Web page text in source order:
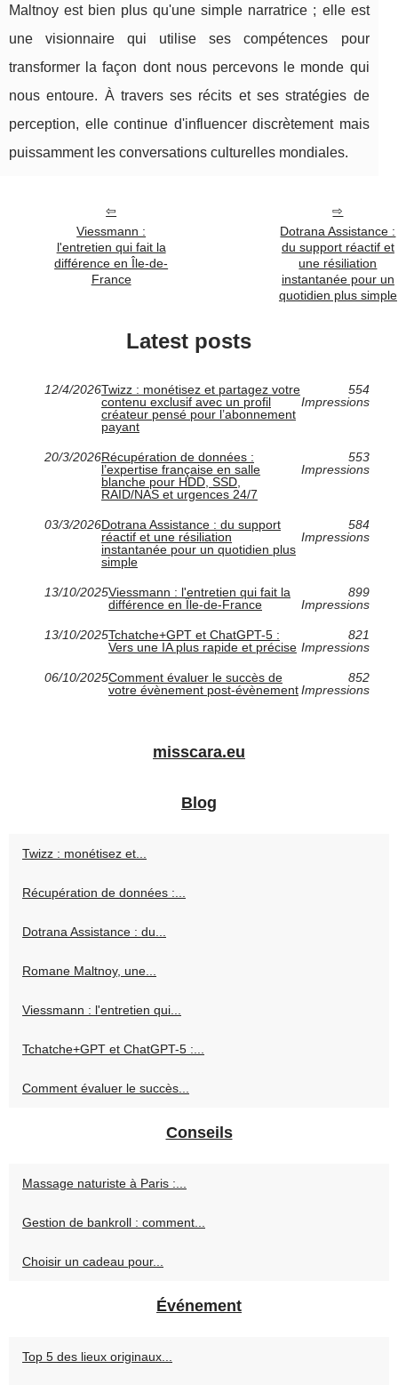
Maltnoy est bien plus qu'une simple narratrice ; elle est
une visionnaire qui utilise ses compétences pour
transformer la façon dont nous percevons le monde qui
nous entoure. À travers ses récits et ses stratégies de
perception, elle continue d'influencer discrètement mais
puissamment les conversations culturelles mondiales.
Viessmann :
l'entretien qui fait la
différence en Île-de-
France
Dotrana Assistance :
du support réactif et
une résiliation
instantanée pour un
quotidien plus simple
Latest posts
12/4/2026Twizz : monétisez et partagez votre
contenu exclusif avec un profil
créateur pensé pour l’abonnement
payant
554
Impressions
20/3/2026Récupération de données :
l’expertise française en salle
blanche pour HDD, SSD,
RAID/NAS et urgences 24/7
553
Impressions
03/3/2026Dotrana Assistance : du support
réactif et une résiliation
instantanée pour un quotidien plus
simple
584
Impressions
13/10/2025Viessmann : l'entretien qui fait la
différence en Île-de-France
899
Impressions
13/10/2025Tchatche+GPT et ChatGPT-5 :
Vers une IA plus rapide et précise
821
Impressions
06/10/2025Comment évaluer le succès de
votre évènement post-évènement
852
Impressions
misscara.eu
Blog
Twizz : monétisez et...
Récupération de données :...
Dotrana Assistance : du...
Romane Maltnoy, une...
Viessmann : l'entretien qui...
Tchatche+GPT et ChatGPT-5 :...
Comment évaluer le succès...
Conseils
Massage naturiste à Paris :...
Gestion de bankroll : comment...
Choisir un cadeau pour...
Événement
Top 5 des lieux originaux...